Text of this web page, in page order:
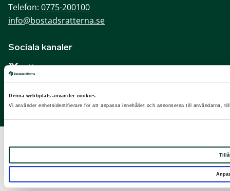
Denna webbplats använder cookies
Vi använder enhetsidentifierare för att anpassa innehållet och annonserna till användarna,
Telefon: 0775-200100
info@bostadsratterna.se
Sociala kanaler
X
Facebook
LinkedIn
Instagram